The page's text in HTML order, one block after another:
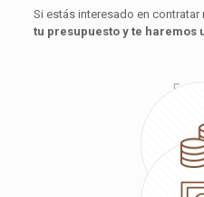
Si estás interesado en
tu presupuesto y te haremos